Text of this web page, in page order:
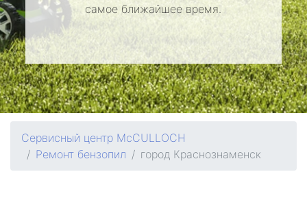
самое ближайшее время.
Сервисный центр McCULLOCH
Ремонт бензопил
город Краснознаменск